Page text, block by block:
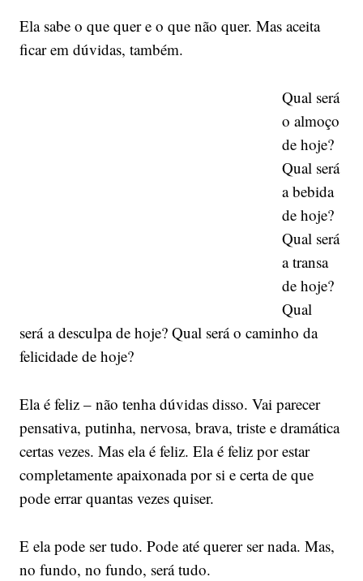
Ela sabe o que quer e o que não quer. Mas aceita
ficar em dúvidas, também.
Qual será
o almoço
de hoje?
Qual será
a bebida
de hoje?
Qual será
a transa
de hoje?
Qual
será a desculpa de hoje? Qual será o caminho da
felicidade de hoje?
Ela é feliz – não tenha dúvidas disso. Vai parecer
pensativa, putinha, nervosa, brava, triste e dramática
certas vezes. Mas ela é feliz. Ela é feliz por estar
completamente apaixonada por si e certa de que
pode errar quantas vezes quiser.
E ela pode ser tudo. Pode até querer ser nada. Mas,
no fundo, no fundo, será tudo.